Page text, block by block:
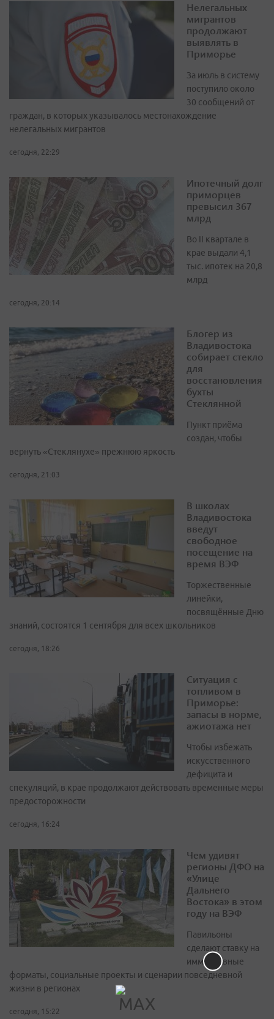
Нелегальных
мигрантов
продолжают
выявлять в
Приморье
За июль в систему
поступило около
30 сообщений от
граждан, в которых указывалось местонахождение
нелегальных мигрантов
сегодня, 22:29
Ипотечный долг
приморцев
превысил 367
млрд
Во II квартале в
крае выдали 4,1
тыс. ипотек на 20,8
млрд
сегодня, 20:14
Блогер из
Владивостока
собирает стекло
для
восстановления
бухты
Стеклянной
Пункт приёма
создан, чтобы
вернуть «Стеклянухе» прежнюю яркость
сегодня, 21:03
В школах
Владивостока
введут
свободное
посещение на
время ВЭФ
Торжественные
линейки,
посвящённые Дню
знаний, состоятся 1 сентября для всех школьников
сегодня, 18:26
Ситуация с
топливом в
Приморье:
запасы в норме,
ажиотажа нет
Чтобы избежать
искусственного
дефицита и
спекуляций, в крае продолжают действовать временные меры
предосторожности
сегодня, 16:24
Чем удивят
регионы ДФО на
«Улице
Дальнего
Востока» в этом
году на ВЭФ
Павильоны
сделают ставку на
иммерсивные
форматы, социальные проекты и сценарии повседневной
жизни в регионах
сегодня, 15:22